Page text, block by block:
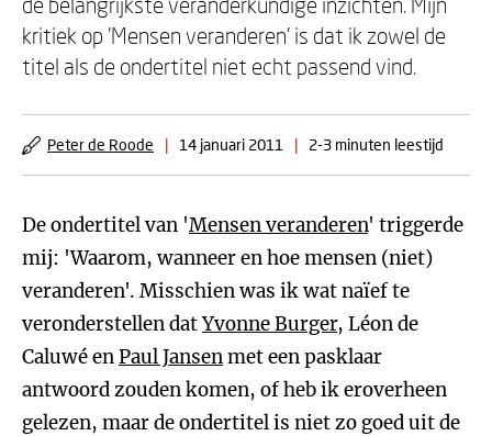
kritiek op 'Mensen veranderen' is dat ik zowel de
titel als de ondertitel niet echt passend vind.
Peter de Roode | 14 januari 2011 | 2-3 minuten leestijd
De ondertitel van 'Mensen veranderen' triggerde
mij: 'Waarom, wanneer en hoe mensen (niet)
veranderen'. Misschien was ik wat naïef te
veronderstellen datYvonne Burger, Léon de
Caluwé enPaul Jansenmet een pasklaar
antwoord zouden komen, of heb ik eroverheen
gelezen, maar de ondertitel is niet zo goed uit de